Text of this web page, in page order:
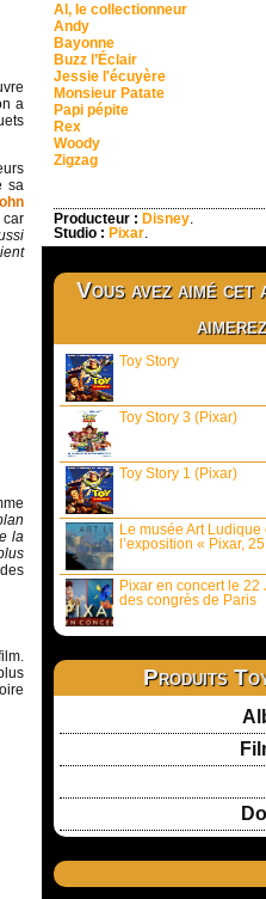
a
sa
car
la
Al, le collectionneur
Andy
Bayonne
Buzz l’Éclair
Jessie l'écuyère
Monsieur Patate
Papi pépite
Rex
Woody
Zigzag
Producteur : Disney.
Studio : Pixar.
Vous avez aimé
Toy Story
Toy Story 3 (Pixar)
Toy Story 1 (Pixar)
Le musée Art
l’exposition « Pixar,
Pixar en concert le
des congrès de Paris
Produits